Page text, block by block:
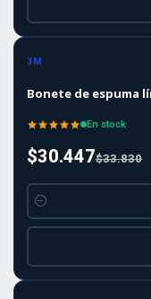
-10%
3M
Bonete de espuma
En stock
$30.447$33.830
Cantidad